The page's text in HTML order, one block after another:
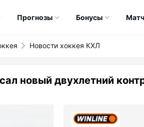
Прогнозы Бонусы
Новости хоккея КХЛ
новый двухлетний